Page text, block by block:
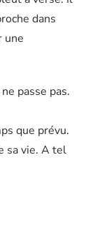
dans
une
passe pas.
que prévu.
sa vie. A tel